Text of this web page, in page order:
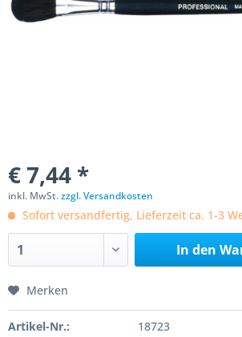
€ 7,44 *
inkl. MwSt.zzgl. Versandkosten
Sofort versandfertig, Lieferzeit ca. 1-3
In den
Merken
Artikel-Nr.:
18723